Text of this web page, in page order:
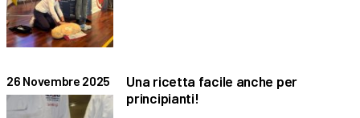
26 Novembre 2025
Una ricetta facile anche per
principianti!